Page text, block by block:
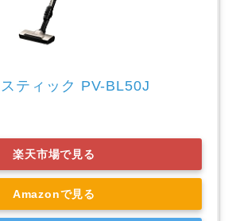
ティック PV-BL50J
楽天市場で見る
Amazonで見る